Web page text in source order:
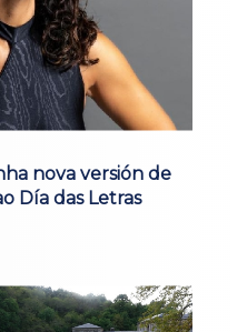
nova versión de
Día das Letras